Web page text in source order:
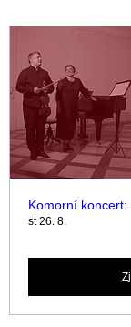
Komorní
st 26. 8.